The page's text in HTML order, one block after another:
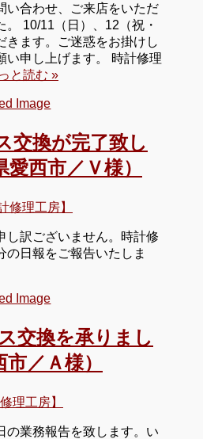
い合わせ、ご来店をいただ
10/11（日）、12（祝・
きます。ご迷惑をお掛けし
い申し上げます。 時計修理
と読む »
交換が完了致し
西市／Ｖ様）
修理工房】
し訳ございません。時計修
の日報をご報告いたしま
交換を承りまし
／Ａ様）
理工房】
の業務報告を致します。い